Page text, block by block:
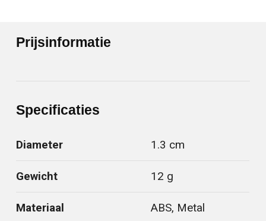
Prijsinformatie
Specificaties
Diameter 1.3 cm
Gewicht 12 g
Materiaal ABS, Metal